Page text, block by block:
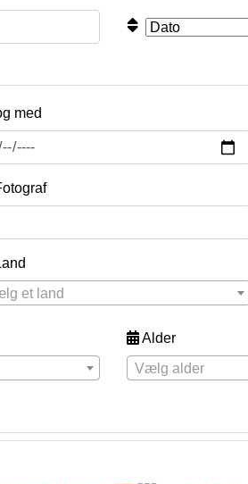
med
et land
Alder
Vælg alder